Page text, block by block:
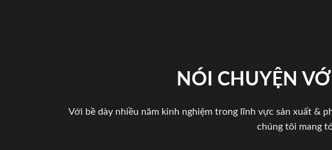
NÓI CHUYỆN
Với bề dày nhiều năm kinh nghiệm trong lĩnh vực sản xuất &
chúng tôi mang